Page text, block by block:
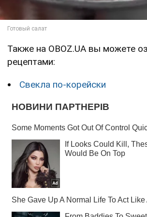
Также на OBOZ.UA вы можете
рецептами:
Свекла по-корейски